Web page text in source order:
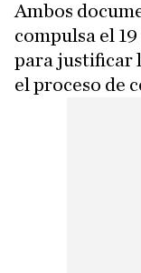
Ambos
compulsa el
para justificar
el proceso de